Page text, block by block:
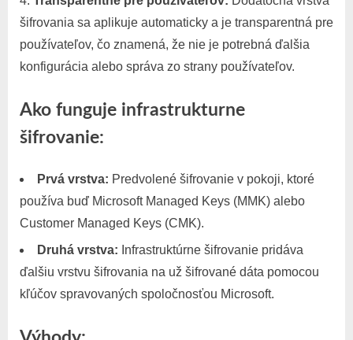
šifrovania sa aplikuje automaticky a je transparentná pre
používateľov, čo znamená, že nie je potrebná ďalšia
konfigurácia alebo správa zo strany používateľov.
Ako funguje infrastrukturne
šifrovanie:
Prvá vrstva: Predvolené šifrovanie v pokoji, ktoré
používa buď Microsoft Managed Keys (MMK) alebo
Customer Managed Keys (CMK).
Druhá vrstva: Infrastruktúrne šifrovanie pridáva
ďalšiu vrstvu šifrovania na už šifrované dáta pomocou
kľúčov spravovaných spoločnosťou Microsoft.